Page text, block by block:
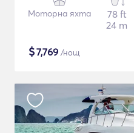
Моторна яхта
78 ft
24 m
$7,769 /нощ